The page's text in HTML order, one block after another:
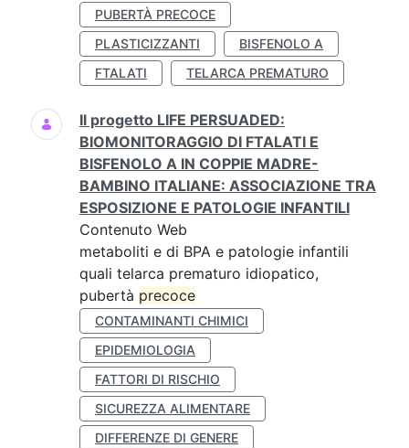
PUBERTÀ PRECOCE
PLASTICIZZANTI
BISFENOLO A
FTALATI
TELARCA PREMATURO
Il progetto LIFE PERSUADED:
BIOMONITORAGGIO DI FTALATI E
BISFENOLO A IN COPPIE MADRE-
BAMBINO ITALIANE: ASSOCIAZIONE TRA
ESPOSIZIONE E PATOLOGIE INFANTILI
Contenuto Web
metaboliti e di BPA e patologie infantili
quali telarca prematuro idiopatico,
pubertà precoce
CONTAMINANTI CHIMICI
EPIDEMIOLOGIA
FATTORI DI RISCHIO
SICUREZZA ALIMENTARE
DIFFERENZE DI GENERE